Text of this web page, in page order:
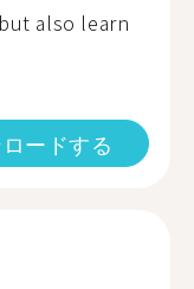
also learn
ードする